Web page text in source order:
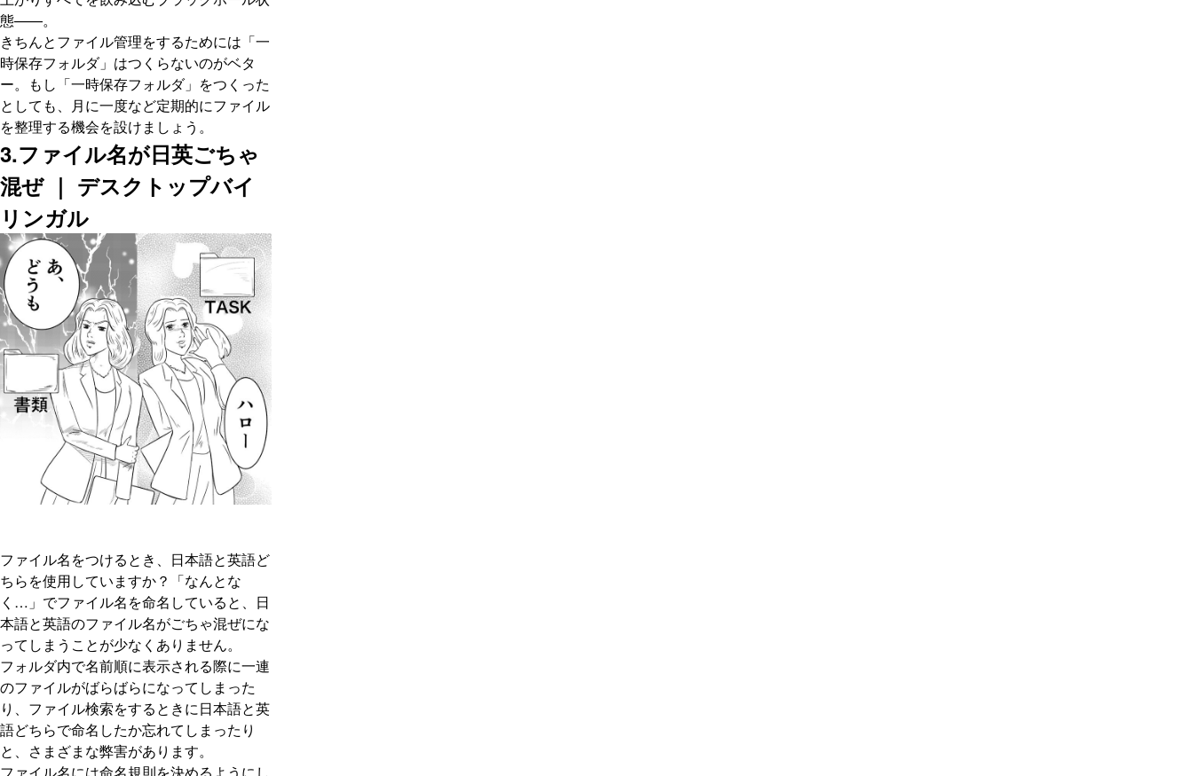
態——。
きちんとファイル管理をするためには「一
時保存フォルダ」はつくらないのがベタ
ー。もし「一時保存フォルダ」をつくった
としても、月に一度など定期的にファイル
を整理する機会を設けましょう。
3.ファイル名が日英ごちゃ
混ぜ ｜ デスクトップバイ
リンガル
ファイル名をつけるとき、日本語と英語ど
ちらを使用していますか？「なんとな
く…」でファイル名を命名していると、日
本語と英語のファイル名がごちゃ混ぜにな
ってしまうことが少なくありません。
フォルダ内で名前順に表示される際に一連
のファイルがばらばらになってしまった
り、ファイル検索をするときに日本語と英
語どちらで命名したか忘れてしまったり
と、さまざまな弊害があります。